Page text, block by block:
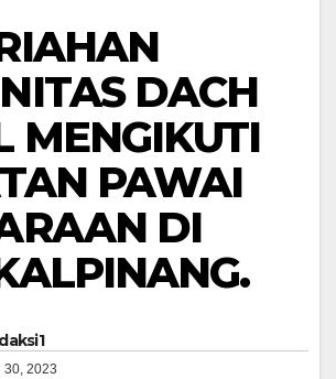
DACH
MENGIKUTI
PAWAI
DI
30, 2023